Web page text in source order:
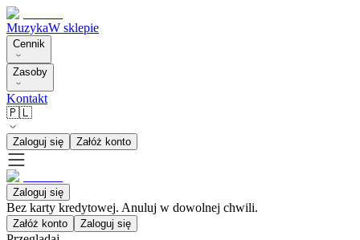
MuzykaW sklepie
Cennik
Zasoby
Kontakt
🇵🇱
Zaloguj się Załóż konto
Zaloguj się
Bez karty kredytowej. Anuluj w dowolnej chwili.
Załóż konto Zaloguj się